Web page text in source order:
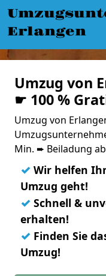
Erlangen
Umzug von
☛ 100 %
Umzug von
Min. ➨ Beiladung
✓ Wir helfen
Umzug geht!
✓ Schnell &
erhalten!
✓ Finden Sie
Umzug!